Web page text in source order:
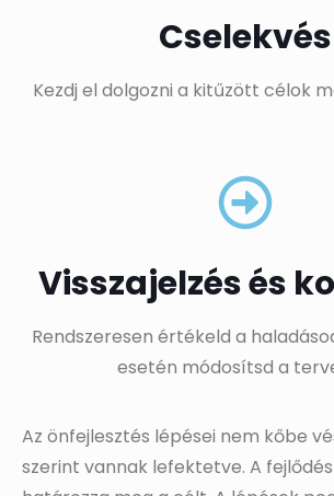
Cselekvés
Kezdj el dolgozni a kitűzött célok
Visszajelzés és
Rendszeresen értékeld a
esetén módosítsd a
Az önfejlesztés lépései nem kőbe
szerint vannak lefektetve. A